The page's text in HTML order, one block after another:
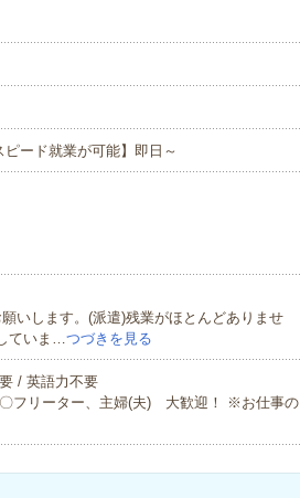
ード就業が可能】即日～
いします。(派遣)残業がほとんどありませ
ていま… つづきを見る
/ 英語力不要
〇フリーター、主婦(夫) 大歓迎！ ※お仕事の